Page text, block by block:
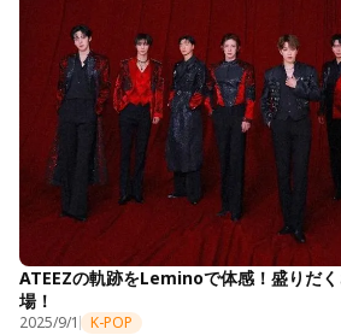
ATEEZの軌跡をLeminoで体感！盛りだ
場！
2025/9/1 K-POP